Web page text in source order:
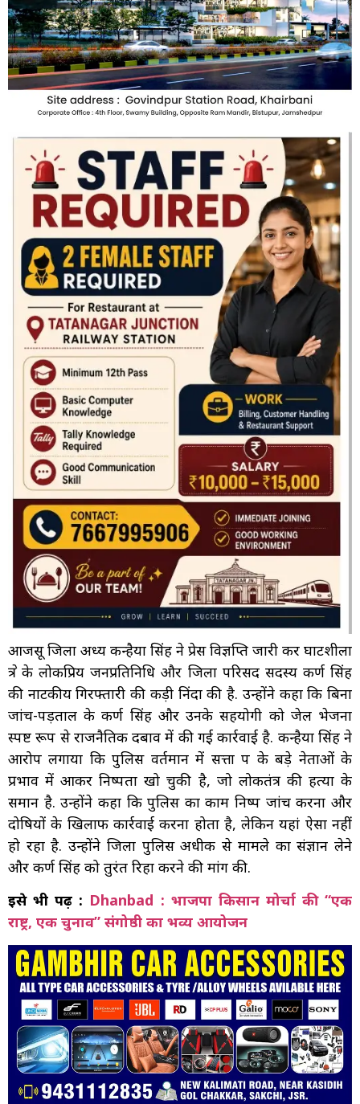
आजसू जिला अध्यक्ष कन्हैया सिंह ने प्रेस विज्ञप्ति जारी कर घाटशीला
क्षेत्र के लोकप्रिय जनप्रतिनिधि और जिला परिसद सदस्य कर्ण सिंह
की नाटकीय गिरफ्तारी की कड़ी निंदा की है. उन्होंने कहा कि बिना
जांच-पड़ताल के कर्ण सिंह और उनके सहयोगी को जेल भेजना
स्पष्ट रूप से राजनैतिक दबाव में की गई कार्रवाई है. कन्हैया सिंह ने
आरोप लगाया कि पुलिस वर्तमान में सत्ता पक्ष के बड़े नेताओं के
प्रभाव में आकर निष्पक्षता खो चुकी है, जो लोकतंत्र की हत्या के
समान है. उन्होंने कहा कि पुलिस का काम निष्पक्ष जांच करना और
दोषियों के खिलाफ कार्रवाई करना होता है, लेकिन यहां ऐसा नहीं
हो रहा है. उन्होंने जिला पुलिस अधीक्षक से मामले का संज्ञान लेने
और कर्ण सिंह को तुरंत रिहा करने की मांग की.
इसे भी पढ़ें : Dhanbad : भाजपा किसान मोर्चा की “एक
राष्ट्र, एक चुनाव” संगोष्ठी का भव्य आयोजन